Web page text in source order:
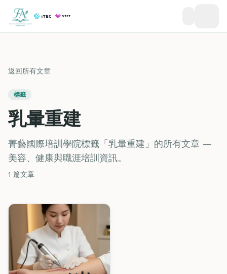
返回所有文章
標籤
乳暈重建
菁藝國際培訓學院標籤「乳暈重建」的所有文章 —
美容、健康與職涯培訓資訊。
1 篇文章